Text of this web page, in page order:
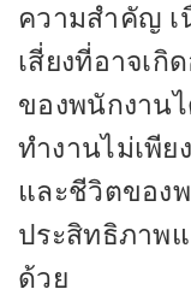
ความสำคัญ เ
เสี่ยงที่อาจเกิ
ของพนักงาน
ทำงานไม่เพี
และชีวิตของ
ประสิทธิภาพ
ด้วย